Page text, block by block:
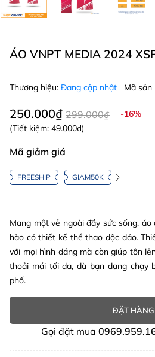
ÁO VNPT MEDIA 2024
Thương hiệu: Đang cập nhật Mã sản
250.000₫ 299.000₫
-16%
(Tiết kiệm: 49.000₫)
Mã giảm giá
FREESHIP GIAM50K
Mang một vẻ ngoài đầy sức sống, áo
hào có thiết kế thể thao độc đáo.
với mọi hình dáng mà còn giúp tôn
thoải mái tối đa, dù bạn đang chạy
phố.
ĐẶT HÀNG
Gọi đặt mua